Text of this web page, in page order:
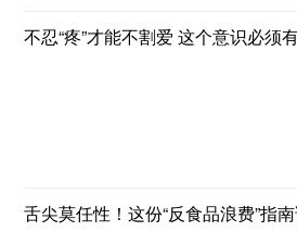
不忍“疼”才能不割爱 这个意识必须有
舌尖莫任性！这份“反食品浪费”指